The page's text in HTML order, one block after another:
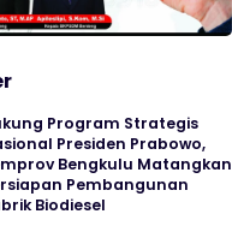
Program Strategis
Presiden Prabowo,
Bengkulu Matangkan
Pembangunan
Biodiesel